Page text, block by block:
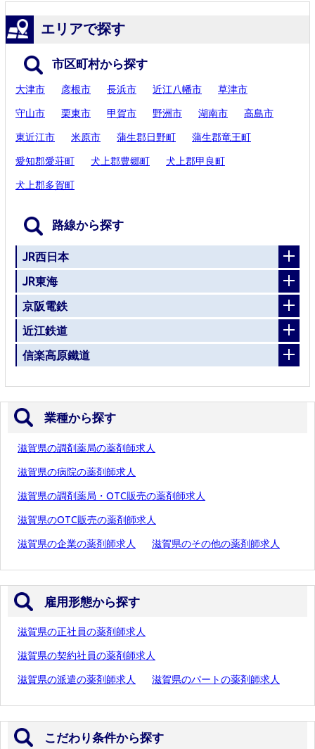
エリアで探す
市区町村から探す
大津市 彦根市 長浜市 近江八幡市 草津市
守山市 栗東市 甲賀市 野洲市 湖南市 高島市
東近江市 米原市 蒲生郡日野町 蒲生郡竜王町
愛知郡愛荘町 犬上郡豊郷町 犬上郡甲良町
犬上郡多賀町
路線から探す
JR西日本
JR東海
京阪電鉄
近江鉄道
信楽高原鐵道
業種から探す
滋賀県の調剤薬局の薬剤師求人
滋賀県の病院の薬剤師求人
滋賀県の調剤薬局・OTC販売の薬剤師求人
滋賀県のOTC販売の薬剤師求人
滋賀県の企業の薬剤師求人 滋賀県のその他の薬剤師求人
雇用形態から探す
滋賀県の正社員の薬剤師求人
滋賀県の契約社員の薬剤師求人
滋賀県の派遣の薬剤師求人 滋賀県のパートの薬剤師求人
こだわり条件から探す